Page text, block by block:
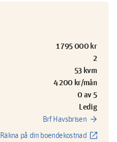
1 795 000 kr
2
53 kvm
4 200 kr/mån
0 av 5
Ledig
Brf Havsbrisen arrow_forward
Räkna på din boendekostnad open_in_new